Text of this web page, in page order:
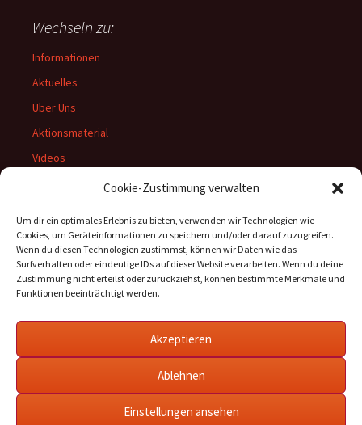
Cookie-Zustimmung verwalten
Um dir ein optimales Erlebnis zu bieten, verwenden wir Technologien wie
Cookies, um Geräteinformationen zu speichern und/oder darauf zuzugreifen.
Wenn du diesen Technologien zustimmst, können wir Daten wie das
Surfverhalten oder eindeutige IDs auf dieser Website verarbeiten. Wenn du deine
Zustimmung nicht erteilst oder zurückziehst, können bestimmte Merkmale und
Funktionen beeinträchtigt werden.
Akzeptieren
Ablehnen
Einstellungen ansehen
Wechseln zu:
Informationen
Aktuelles
Über Uns
Aktionsmaterial
Videos
Rechtliches:
Datenschutzerklärung